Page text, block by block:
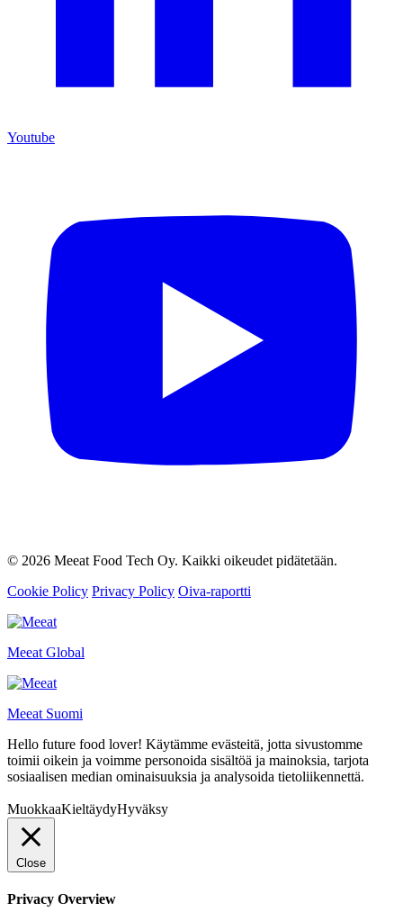
Youtube
© 2026 Meeat Food Tech Oy. Kaikki oikeudet pidätetään.
Cookie Policy Privacy Policy Oiva-raportti
Meeat Global
Meeat Suomi
Hello future food lover! Käytämme evästeitä, jotta sivustomme
toimii oikein ja voimme personoida sisältöä ja mainoksia, tarjota
sosiaalisen median ominaisuuksia ja analysoida tietoliikennettä.
MuokkaaKieltäydyHyväksy
Close
Privacy Overview